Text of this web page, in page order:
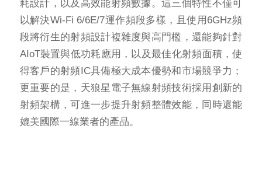
耗設計，以及高效能射頻數據。這三個特性不僅可
以解決Wi-Fi 6/6E/7運作頻段多樣，且使用6GHz頻
段將衍生的射頻設計複雜度與高門檻，還能夠針對
AIoT裝置與低功耗應用，以及最佳化射頻面積，使
得客戶的射頻IC具備極大成本優勢和市場競爭力；
更重要的是，天狼星電子無線射頻技術採用創新的
射頻架構，可進一步提升射頻整體效能，同時還能
媲美國際一線業者的產品。